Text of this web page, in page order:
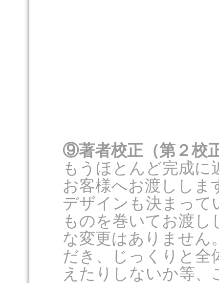
⑨著者校正（第２校
もうほとんど完成
お客様へお渡ししま
デザインも決まって
ものを巻いてお渡
な変更はありません
だき、じっくりと全
えたりしないか等